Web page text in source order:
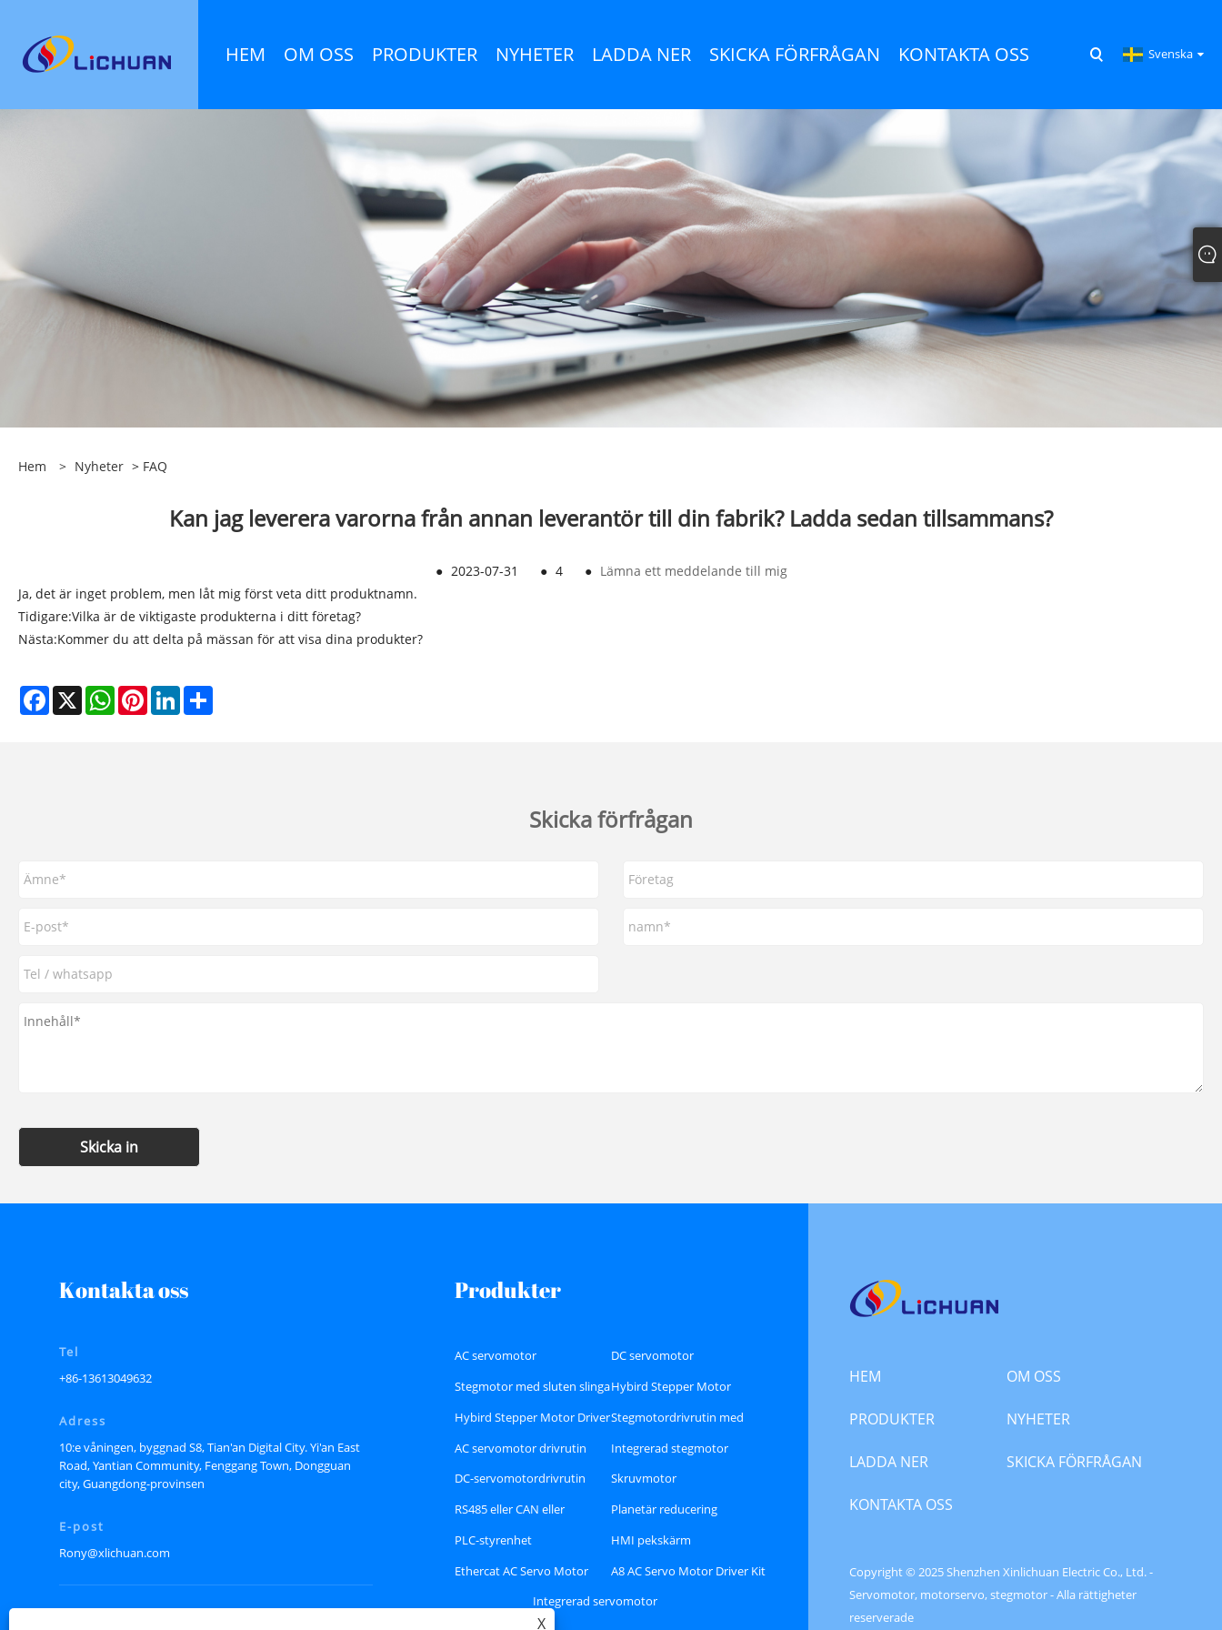
HEM OM OSS PRODUKTER NYHETER LADDA NER SKICKA FÖRFRÅGAN KONTAKTA OSS Svenska
Hem > Nyheter > FAQ
Kan jag leverera varorna från annan leverantör till din fabrik? Ladda sedan tillsammans?
● 2023-07-31 ● 4 ● Lämna ett meddelande till mig
Ja, det är inget problem, men låt mig först veta ditt produktnamn.
Tidigare:Vilka är de viktigaste produkterna i ditt företag?
Nästa:Kommer du att delta på mässan för att visa dina produkter?
Facebook
X WhatsAppPinterestLinkedIn
Skicka förfrågan
Skicka in
Kontakta oss
Tel
+86-13613049632
Adress
10:e våningen, byggnad S8, Tian'an Digital City. Yi'an East
Road, Yantian Community, Fenggang Town, Dongguan
city, Guangdong-provinsen
E-post
Rony@xlichuan.com
Produkter
AC servomotor
DC servomotor
Stegmotor med sluten slingaHybird Stepper Motor
Hybird Stepper Motor DriverStegmotordrivrutin med
sluten slinga
AC servomotor drivrutin
Integrerad stegmotor
DC-servomotordrivrutin
Skruvmotor
RS485 eller CAN eller
Ethercat busstyp Stepper
Driver
Planetär reducering
PLC-styrenhet
HMI pekskärm
Ethercat AC Servo Motor
A8 AC Servo Motor Driver Kit
Integrerad servomotor
HEM OM OSS
PRODUKTER NYHETER
LADDA NER SKICKA FÖRFRÅGAN
KONTAKTA OSS
Copyright © 2025 Shenzhen Xinlichuan Electric Co., Ltd. -
Servomotor, motorservo, stegmotor - Alla rättigheter
reserverade
X